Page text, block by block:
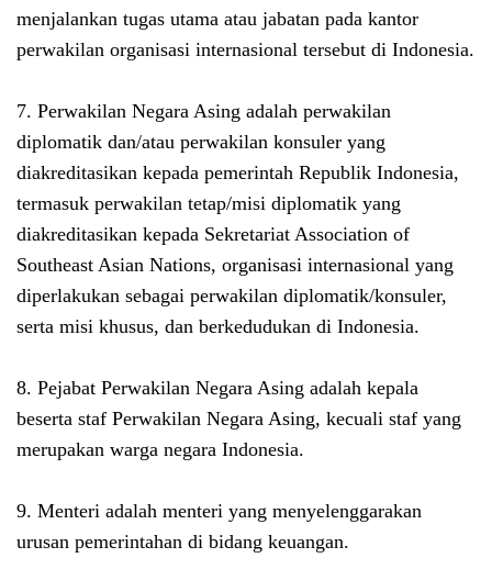
menjalankan tugas utama atau jabatan pada kantor
perwakilan organisasi internasional tersebut di Indonesia.
7. Perwakilan Negara Asing adalah perwakilan
diplomatik dan/atau perwakilan konsuler yang
diakreditasikan kepada pemerintah Republik Indonesia,
termasuk perwakilan tetap/misi diplomatik yang
diakreditasikan kepada Sekretariat Association of
Southeast Asian Nations, organisasi internasional yang
diperlakukan sebagai perwakilan diplomatik/konsuler,
serta misi khusus, dan berkedudukan di Indonesia.
8. Pejabat Perwakilan Negara Asing adalah kepala
beserta staf Perwakilan Negara Asing, kecuali staf yang
merupakan warga negara Indonesia.
9. Menteri adalah menteri yang menyelenggarakan
urusan pemerintahan di bidang keuangan.